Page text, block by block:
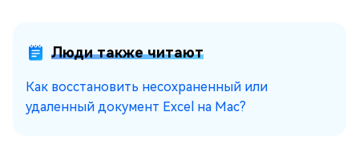
Люди также читают
Как восстановить несохраненный или
удаленный документ Excel на Mac?